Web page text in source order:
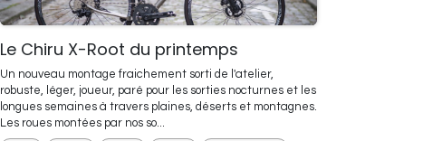
Le Chiru X-Root du printemps
Un nouveau montage fraichement sorti de l'atelier,
robuste, léger, joueur, paré pour les sorties nocturnes et les
longues semaines à travers plaines, déserts et montagnes.
Les roues montées par nos so...